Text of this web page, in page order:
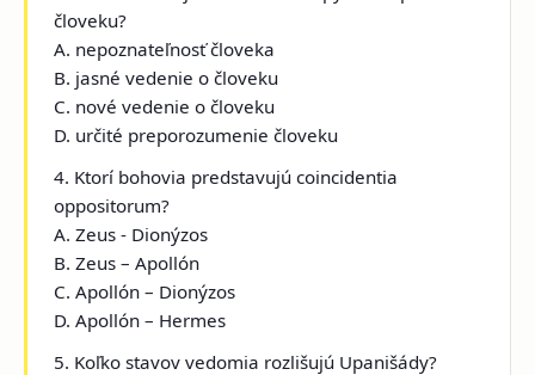
človeku?
A. nepoznateľnosť človeka
B. jasné vedenie o človeku
C. nové vedenie o človeku
D. určité preporozumenie človeku
4. Ktorí bohovia predstavujú coincidentia
oppositorum?
A. Zeus - Dionýzos
B. Zeus – Apollón
C. Apollón – Dionýzos
D. Apollón – Hermes
5. Koľko stavov vedomia rozlišujú Upanišády?